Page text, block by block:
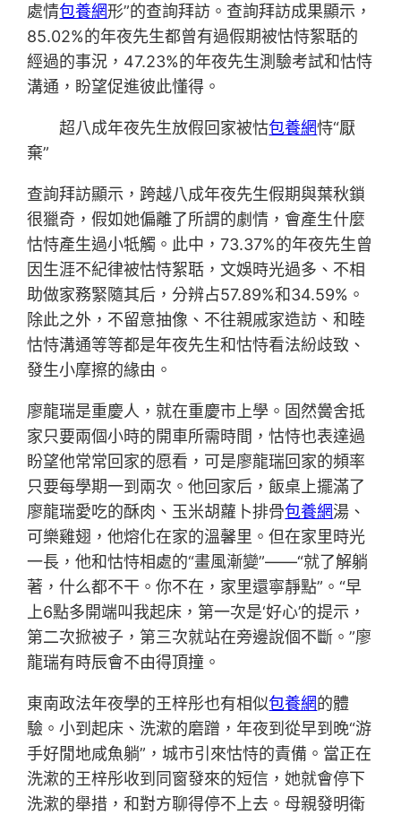
處情包養網形”的查詢拜訪。查詢拜訪成果顯示，
85.02%的年夜先生都曾有過假期被怙恃絮聒的
經過的事況，47.23%的年夜先生測驗考試和怙恃
溝通，盼望促進彼此懂得。
超八成年夜先生放假回家被怙包養網恃“厭
棄”
查詢拜訪顯示，跨越八成年夜先生假期與葉秋鎖
很獵奇，假如她偏離了所謂的劇情，會產生什麼
怙恃產生過小牴觸。此中，73.37%的年夜先生曾
因生涯不紀律被怙恃絮聒，文娛時光過多、不相
助做家務緊隨其后，分辨占57.89%和34.59%。
除此之外，不留意抽像、不往親戚家造訪、和睦
怙恃溝通等等都是年夜先生和怙恃看法紛歧致、
發生小摩擦的緣由。
廖龍瑞是重慶人，就在重慶市上學。固然黌舍抵
家只要兩個小時的開車所需時間，怙恃也表達過
盼望他常常回家的愿看，可是廖龍瑞回家的頻率
只要每學期一到兩次。他回家后，飯桌上擺滿了
廖龍瑞愛吃的酥肉、玉米胡蘿卜排骨包養網湯、
可樂雞翅，他熔化在家的溫馨里。但在家里時光
一長，他和怙恃相處的“畫風漸變”——“就了解躺
著，什么都不干。你不在，家里還寧靜點”。“早
上6點多開端叫我起床，第一次是‘好心’的提示，
第二次掀被子，第三次就站在旁邊說個不斷。”廖
龍瑞有時辰會不由得頂撞。
東南政法年夜學的王梓彤也有相似包養網的體
驗。小到起床、洗漱的磨蹭，年夜到從早到晚“游
手好閒地咸魚躺”，城市引來怙恃的責備。當正在
洗漱的王梓彤收到同窗發來的短信，她就會停下
洗漱的舉措，和對方聊得停不上去。母親發明衛